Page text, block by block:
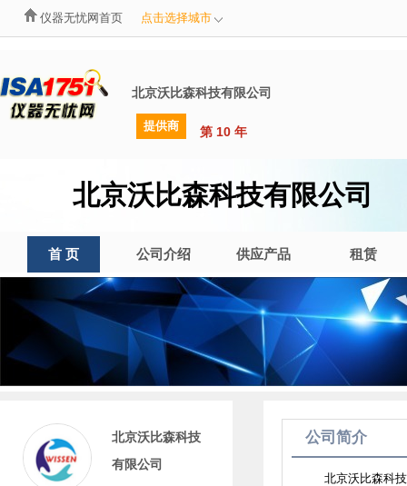
仪器无忧网首页 点击选择城市
北京沃比森科技有限公司
提供商 第 10 年
北京沃比森科技有限公司
首 页 公司介绍 供应产品 租赁
北京沃比森科技
有限公司
公司简介
北京沃比森科技